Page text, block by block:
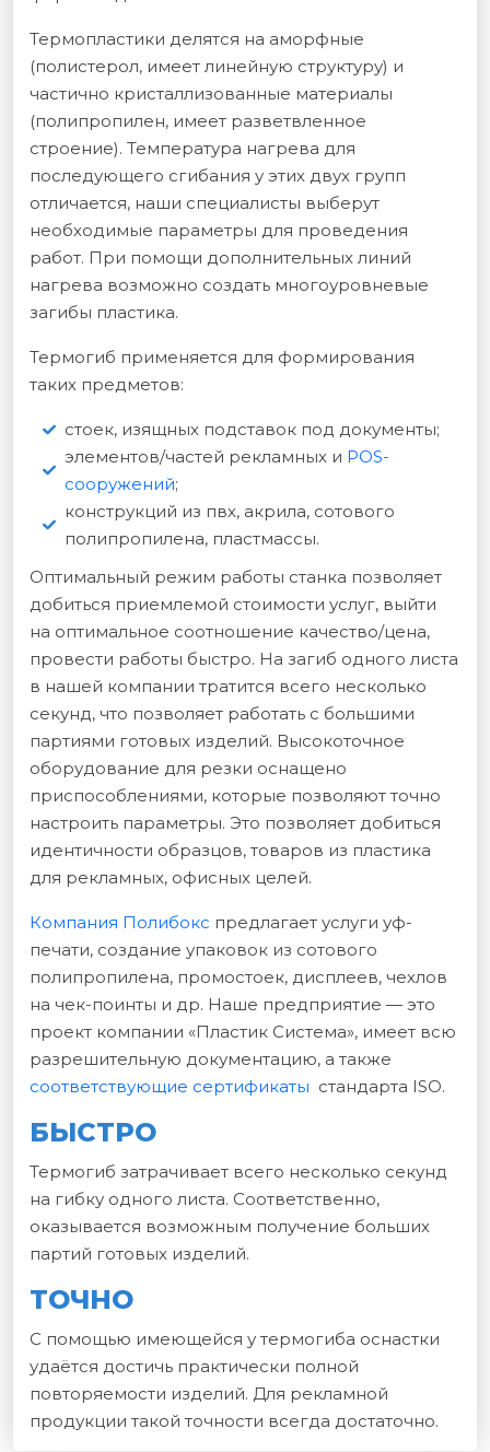
Термопластики делятся на аморфные
(полистерол, имеет линейную структуру) и
частично кристаллизованные материалы
(полипропилен, имеет разветвленное
строение). Температура нагрева для
последующего сгибания у этих двух групп
отличается, наши специалисты выберут
необходимые параметры для проведения
работ. При помощи дополнительных линий
нагрева возможно создать многоуровневые
загибы пластика.
Термогиб применяется для формирования
таких предметов:
стоек, изящных подставок под документы;
элементов/частей рекламных и POS-
сооружений;
конструкций из пвх, акрила, сотового
полипропилена, пластмассы.
Оптимальный режим работы станка позволяет
добиться приемлемой стоимости услуг, выйти
на оптимальное соотношение качество/цена,
провести работы быстро. На загиб одного листа
в нашей компании тратится всего несколько
секунд, что позволяет работать с большими
партиями готовых изделий. Высокоточное
оборудование для резки оснащено
приспособлениями, которые позволяют точно
настроить параметры. Это позволяет добиться
идентичности образцов, товаров из пластика
для рекламных, офисных целей.
Компания Полибокс предлагает услуги уф-
печати, создание упаковок из сотового
полипропилена, промостоек, дисплеев, чехлов
на чек-поинты и др. Наше предприятие — это
проект компании «Пластик Система», имеет всю
разрешительную документацию, а также
соответствующие сертификаты стандарта ISO.
БЫСТРО
Термогиб затрачивает всего несколько секунд
на гибку одного листа. Соответственно,
оказывается возможным получение больших
партий готовых изделий.
ТОЧНО
С помощью имеющейся у термогиба оснастки
удаётся достичь практически полной
повторяемости изделий. Для рекламной
продукции такой точности всегда достаточно.